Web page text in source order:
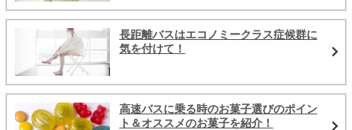
長距離バスはエコノミークラス症候群に
気を付けて！
高速バスに乗る時のお菓子選びのポイン
ト＆オススメのお菓子を紹介！